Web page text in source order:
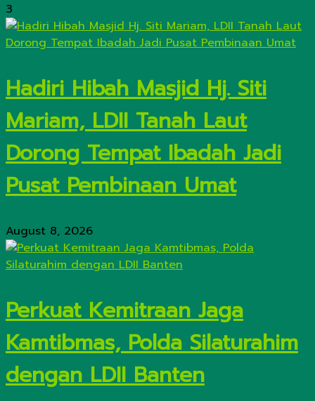
3
Hadiri Hibah Masjid Hj. Siti
Mariam, LDII Tanah Laut
Dorong Tempat Ibadah Jadi
Pusat Pembinaan Umat
August 8, 2026
Perkuat Kemitraan Jaga
Kamtibmas, Polda Silaturahim
dengan LDII Banten